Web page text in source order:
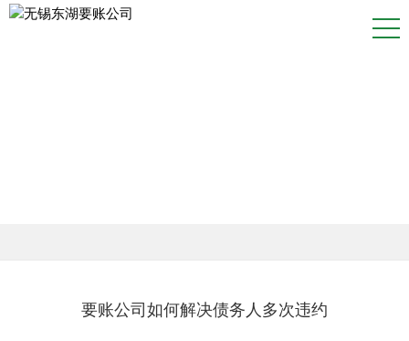
要账公司如何解决债务人多次违约